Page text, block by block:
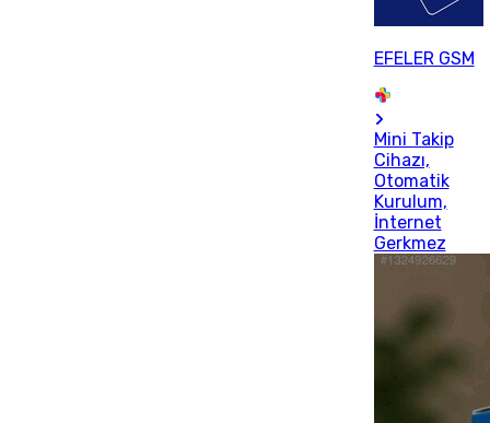
EFELER GSM
Mini Takip
Cihazı,
Otomatik
Kurulum,
İnternet
Gerkmez